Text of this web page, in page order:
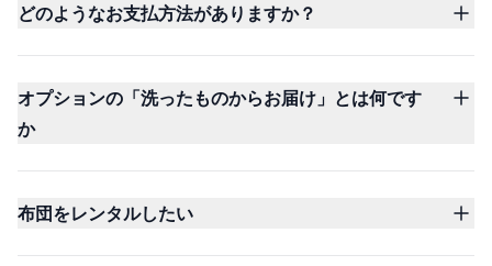
どのようなお支払方法がありますか？
オプションの「洗ったものからお届け」とは何です
か
布団をレンタルしたい